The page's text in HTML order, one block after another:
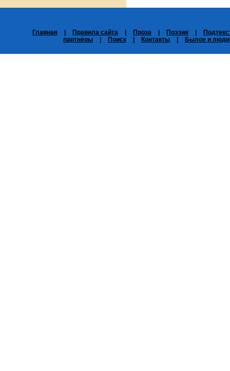
Главная Правила сайта Проза Поэзия
партнёры
Поиск Контакты Былое и люди